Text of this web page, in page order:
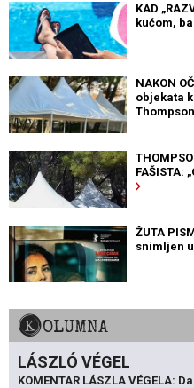
KAD
kućom,
NAKON
objekata
FAŠISTA:
ŽUTA
snimljen
KOLUMNA
LÁSZLÓ VÉGEL
KOMENTAR LÁSZLA VÉGELA: